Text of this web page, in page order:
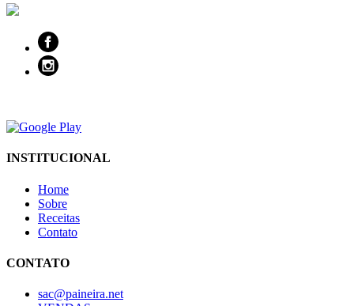
INSTITUCIONAL
Home
Sobre
Receitas
Contato
CONTATO
sac@paineira.net